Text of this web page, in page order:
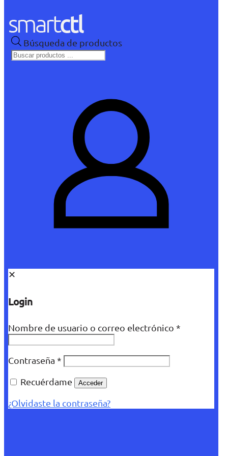
Búsqueda de productos
✕
Login
Nombre de usuario o correo electrónico *
Contraseña *
Recuérdame
Acceder
¿Olvidaste la contraseña?